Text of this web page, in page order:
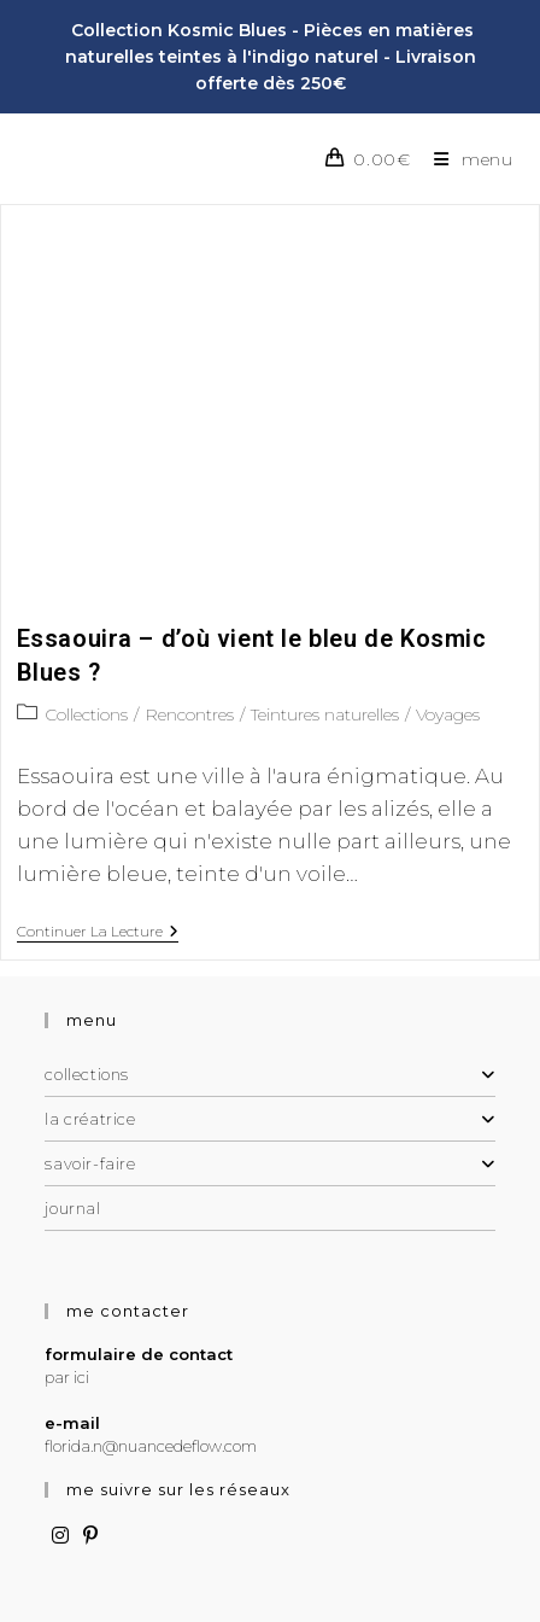
Collection Kosmic Blues - Pièces en matières
naturelles teintes à l'indigo naturel - Livraison
offerte dès 250€
0.00€ menu
Essaouira – d’où vient le bleu de Kosmic
Blues ?
Collections / Rencontres / Teintures naturelles / Voyages
Essaouira est une ville à l'aura énigmatique. Au
bord de l'océan et balayée par les alizés, elle a
une lumière qui n'existe nulle part ailleurs, une
lumière bleue, teinte d'un voile…
Continuer La Lecture
menu
collections
la créatrice
savoir-faire
journal
me contacter
formulaire de contact
par ici
e-mail
florida.n@nuancedeflow.com
me suivre sur les réseaux